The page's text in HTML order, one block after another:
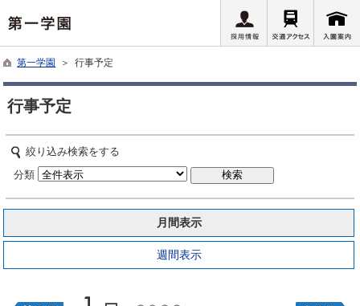
第一学園 ＞ 行事予定
行事予定
絞り込み検索をする
分類
月間表示
週間表示